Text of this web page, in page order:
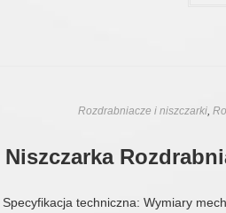
Rozdrabniacze i niszczarki,
Niszczarka
Specyfikacja techniczna: Wymiary